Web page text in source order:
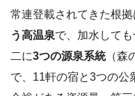
常連登載されてきた根
う高温泉で、加水して
二に3つの源泉系統（森
で、11軒の宿と3つの公